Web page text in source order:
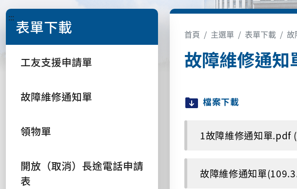
::: 表單下載
工友支援申請單
故障維修通知單
領物單
開放（取消）長途電話申請
表
首頁 主選單 表單下載 故
故障維修通知
檔案下載
1故障維修通知單.pdf
故障維修通知單